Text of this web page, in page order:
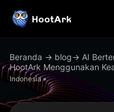
Beranda → blog→ AI
HootArk Menggunakan
Indonesia